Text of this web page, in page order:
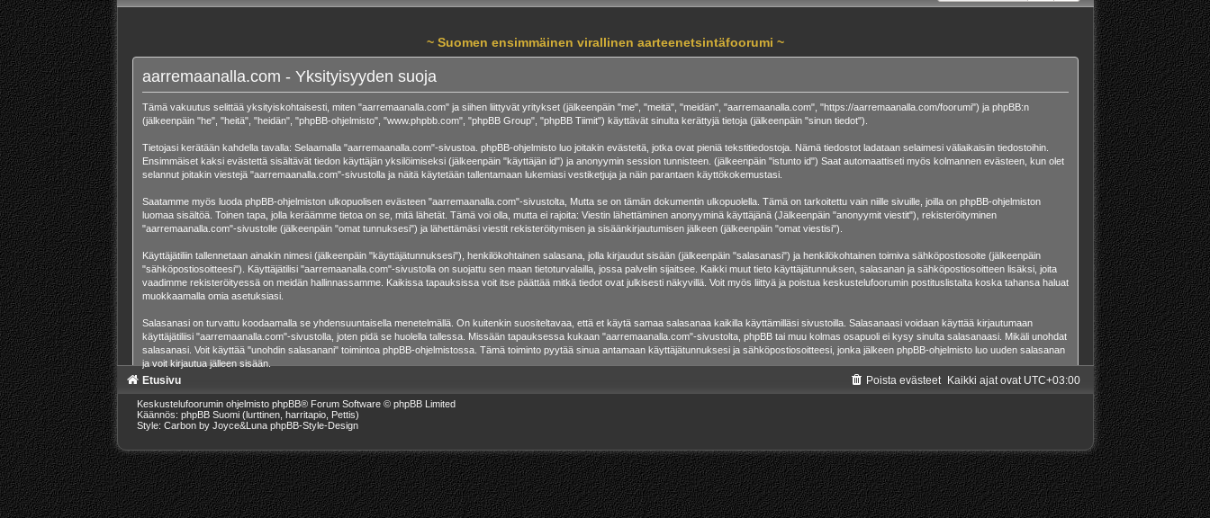
~ Suomen ensimmäinen virallinen aarteenetsintäfoorumi ~
aarremaanalla.com - Yksityisyyden suoja
Tämä vakuutus selittää yksityiskohtaisesti, miten "aarremaanalla.com" ja siihen liittyvät yritykset (jälkeenpäin "me", "meitä", "meidän", "aarremaanalla.com", "https://aarremaanalla.com/foorumi") ja phpBB:n
(jälkeenpäin "he", "heitä", "heidän", "phpBB-ohjelmisto", "www.phpbb.com", "phpBB Group", "phpBB Tiimit") käyttävät sinulta kerättyjä tietoja (jälkeenpäin "sinun tiedot").
Tietojasi kerätään kahdella tavalla: Selaamalla "aarremaanalla.com"-sivustoa. phpBB-ohjelmisto luo joitakin evästeitä, jotka ovat pieniä tekstitiedostoja. Nämä tiedostot ladataan selaimesi väliaikaisiin tiedostoihin.
Ensimmäiset kaksi evästettä sisältävät tiedon käyttäjän yksilöimiseksi (jälkeenpäin "käyttäjän id") ja anonyymin session tunnisteen. (jälkeenpäin "istunto id") Saat automaattiseti myös kolmannen evästeen, kun olet
selannut joitakin viestejä "aarremaanalla.com"-sivustolla ja näitä käytetään tallentamaan lukemiasi vestiketjuja ja näin parantaen käyttökokemustasi.
Saatamme myös luoda phpBB-ohjelmiston ulkopuolisen evästeen "aarremaanalla.com"-sivustolta, Mutta se on tämän dokumentin ulkopuolella. Tämä on tarkoitettu vain niille sivuille, joilla on phpBB-ohjelmiston
luomaa sisältöä. Toinen tapa, jolla keräämme tietoa on se, mitä lähetät. Tämä voi olla, mutta ei rajoita: Viestin lähettäminen anonyyminä käyttäjänä (Jälkeenpäin "anonyymit viestit"), rekisteröityminen
"aarremaanalla.com"-sivustolle (jälkeenpäin "omat tunnuksesi") ja lähettämäsi viestit rekisteröitymisen ja sisäänkirjautumisen jälkeen (jälkeenpäin "omat viestisi").
Käyttäjätiliin tallennetaan ainakin nimesi (jälkeenpäin "käyttäjätunnuksesi"), henkilökohtainen salasana, jolla kirjaudut sisään (jälkeenpäin "salasanasi") ja henkilökohtainen toimiva sähköpostiosoite (jälkeenpäin
"sähköpostiosoitteesi"). Käyttäjätilisi "aarremaanalla.com"-sivustolla on suojattu sen maan tietoturvalailla, jossa palvelin sijaitsee. Kaikki muut tieto käyttäjätunnuksen, salasanan ja sähköpostiosoitteen lisäksi, joita
vaadimme rekisteröityessä on meidän hallinnassamme. Kaikissa tapauksissa voit itse päättää mitkä tiedot ovat julkisesti näkyvillä. Voit myös liittyä ja poistua keskustelufoorumin postituslistalta koska tahansa haluat
muokkaamalla omia asetuksiasi.
Salasanasi on turvattu koodaamalla se yhdensuuntaisella menetelmällä. On kuitenkin suositeltavaa, että et käytä samaa salasanaa kaikilla käyttämilläsi sivustoilla. Salasanaasi voidaan käyttää kirjautumaan
käyttäjätiliisi "aarremaanalla.com"-sivustolla, joten pidä se huolella tallessa. Missään tapauksessa kukaan "aarremaanalla.com"-sivustolta, phpBB tai muu kolmas osapuoli ei kysy sinulta salasanaasi. Mikäli unohdat
salasanasi. Voit käyttää "unohdin salasanani" toimintoa phpBB-ohjelmistossa. Tämä toiminto pyytää sinua antamaan käyttäjätunnuksesi ja sähköpostiosoitteesi, jonka jälkeen phpBB-ohjelmisto luo uuden salasanan
ja voit kirjautua jälleen sisään.
Etusivu Kaikki ajat ovat UTC+03:00
Poista evästeet
Keskustelufoorumin ohjelmisto phpBB® Forum Software © phpBB Limited
Käännös: phpBB Suomi (lurttinen, harritapio, Pettis)
Style: Carbon by Joyce&Luna phpBB-Style-Design